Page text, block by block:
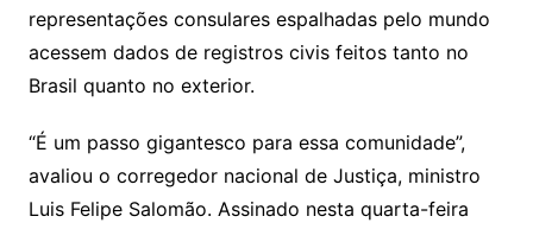
m
representações consulares espalhadas pelo mundo
acessem dados de registros civis feitos tanto no
Brasil quanto no exterior.
“É um passo gigantesco para essa comunidade”,
avaliou o corregedor nacional de Justiça, ministro
Luis Felipe Salomão. Assinado nesta quarta-feira